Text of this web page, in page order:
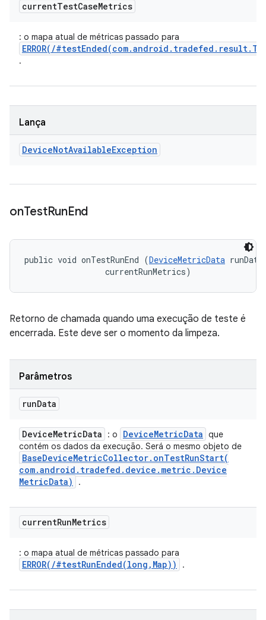
currentTestCaseMetrics
: o mapa atual de métricas passado para
ERROR(/
.
Lança
DeviceNotAvailableException
onTestRunEnd
public void onTestRunEnd (DeviceMetricData
currentRunMetrics)
Retorno de chamada quando uma execução de teste é
encerrada. Este deve ser o momento da limpeza.
Parâmetros
runData
DeviceMetricData : o DeviceMetricData que
contém os dados da execução. Será o mesmo objeto de
BaseDeviceMetricCollector. onTestRunStart(
com.android . tradefed . device . metric . Device
MetricData) .
currentRunMetrics
: o mapa atual de métricas passado para
ERROR(/#testRunEnded(long,Map)) .